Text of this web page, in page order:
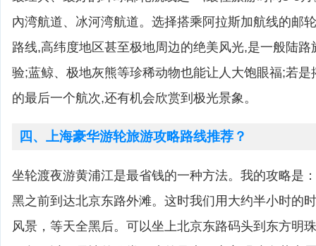
內湾航道、冰河湾航道。选择搭乘阿拉斯加航线的邮
路线,高纬度地区甚至极地周边的绝美风光,是一般陆
验;蓝鲸、极地灰熊等珍稀动物也能让人大饱眼福;若
的最后一个航次,还有机会欣赏到极光景象。
四、上海豪华游轮旅游攻略路线推荐？
坐轮渡夜游黄浦江是最省钱的一种方法。我的攻略是
黑之前到达北京东路外滩。这时我们用大约半小时的
风景，等天全黑后。可以坐上北京东路码头到东方明